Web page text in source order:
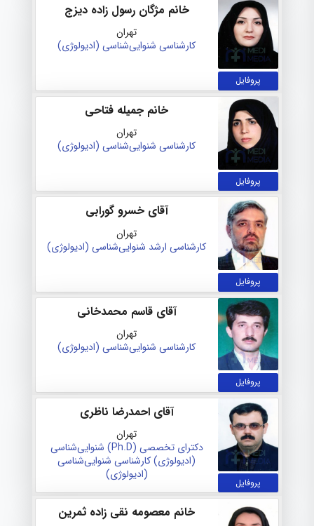
پروفایل
خانم مژگان رسول زاده دیزج
تهران
کارشناسی شنوایی‌شناسی (ادیولوژی)
پروفایل
خانم جمیله فتاحی
تهران
کارشناسی شنوایی‌شناسی (ادیولوژی)
پروفایل
آقای خسرو گورابی
تهران
کارشناسی ارشد شنوایی‌شناسی (ادیولوژی)
پروفایل
آقای قاسم محمدخانی
تهران
کارشناسی شنوایی‌شناسی (ادیولوژی)
پروفایل
آقای احمدرضا ناظری
تهران
دکترای تخصصی (Ph.D) شنوایی‌شناسی
(ادیولوژی)کارشناسی شنوایی‌شناسی
(ادیولوژی)
خانم معصومه نقی زاده ثمرین